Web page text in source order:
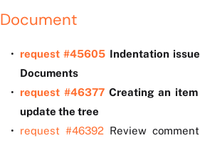
Document
request #45605 Indentation
Documents
request #46377 Creating an
update the tree
request #46392 Review